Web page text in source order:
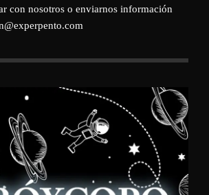
con nosotros o enviarnos información